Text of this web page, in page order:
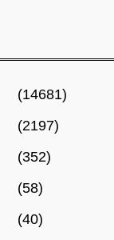
(14681)
(2197)
(352)
(58)
(40)